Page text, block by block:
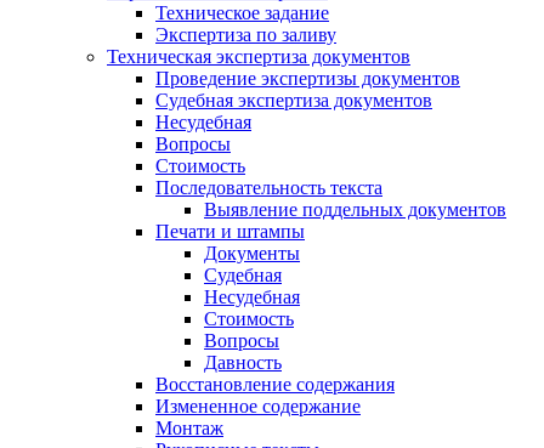
Техническое задание
Экспертиза по заливу
Техническая экспертиза документов
Проведение экспертизы документов
Судебная экспертиза документов
Несудебная
Вопросы
Стоимость
Последовательность текста
Выявление поддельных документов
Печати и штампы
Документы
Судебная
Несудебная
Стоимость
Вопросы
Давность
Восстановление содержания
Измененное содержание
Монтаж